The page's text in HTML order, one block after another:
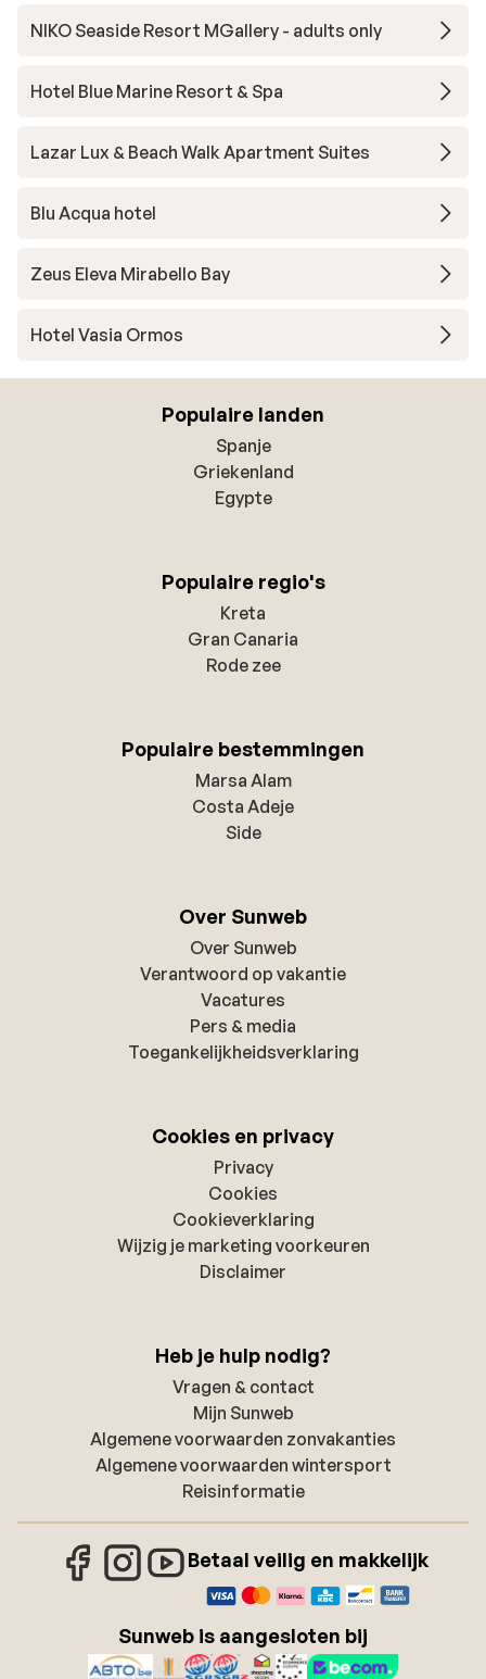
NIKO Seaside Resort MGallery - adults only
Hotel Blue Marine Resort & Spa
Lazar Lux & Beach Walk Apartment Suites
Blu Acqua hotel
Zeus Eleva Mirabello Bay
Hotel Vasia Ormos
Populaire landen
Spanje
Griekenland
Egypte
Populaire regio's
Kreta
Gran Canaria
Rode zee
Populaire bestemmingen
Marsa Alam
Costa Adeje
Side
Over Sunweb
Over Sunweb
Verantwoord op vakantie
Vacatures
Pers & media
Toegankelijkheidsverklaring
Cookies en privacy
Privacy
Cookies
Cookieverklaring
Wijzig je marketing voorkeuren
Disclaimer
Heb je hulp nodig?
Vragen & contact
Mijn Sunweb
Algemene voorwaarden zonvakanties
Algemene voorwaarden wintersport
Reisinformatie
Betaal veilig en makkelijk
Sunweb is aangesloten bij